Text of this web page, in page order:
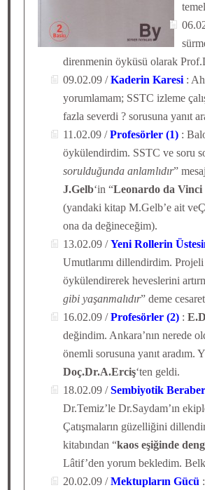
direnmenin öyküsü olarak
09.02.09 /Kaderin Karesi :
yorumlamam; SSTC izleme
fazla severdi ? sorusuna yanıt
11.02.09 /Profesörler (1) :
öykülendirdim. SSTC ve soru
sorulduğunda anlamlıdır”
J.Gelb‘in “Leonardo da
(yandaki kitap M.Gelb’e ait
ona da değineceğim).
13.02.09 /Yeni Rollerin
Umutlarımı dillendirdim.
öykülendirerek heveslerini
gibi yaşanmalıdır” deme
16.02.09 /Profesörler (2) :
değindim. Ankara’nın nerede
önemli sorusuna yanıt
Doç.Dr.A.Erciş‘ten geldi.
18.02.09 /Sembiyotik
Dr.Temiz’le Dr.Saydam’ın
Çatışmaların güzelliğini
kitabından “kaos eşiğinde
Lâtif’den yorum bekledim.
20.02.09 /Mektupların Gücü